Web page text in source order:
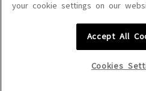
楽曲及びコンテンツの配信日、配信内容が変更
your cookie settings on our
Accept All
Cookies